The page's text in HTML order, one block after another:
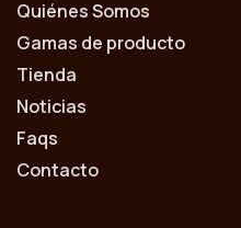
Quiénes Somos
Gamas de producto
Tienda
Noticias
Faqs
Contacto